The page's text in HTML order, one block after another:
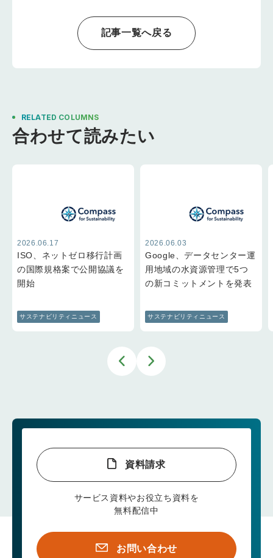
スクール教授らが提
記事一覧へ戻る
金3,000万ドルを拠
出
RELATED COLUMNS
合わせて読みたい
2026.06.17
ISO、ネットゼロ移行計画
の国際規格案で公開協議を
開始
サステナビリティニュース
2026.06.03
Google、データセンター運
用地域の水資源管理で5つ
の新コミットメントを発表
サステナビリティニュース
資料請求
サービス資料やお役立ち資料を
無料配信中
お問い合わせ